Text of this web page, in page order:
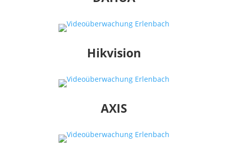
Hikvision
AXIS